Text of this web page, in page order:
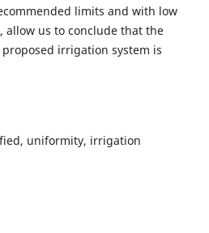
limits and with low
allow us to conclude that the
irrigation system is
uniformity, irrigation